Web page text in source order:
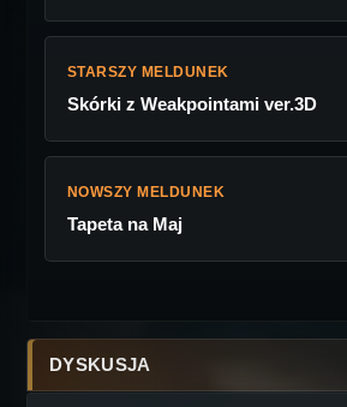
STARSZY MELDUNEK
Skórki z Weakpointami ver.3D
NOWSZY MELDUNEK
Tapeta na Maj
DYSKUSJA